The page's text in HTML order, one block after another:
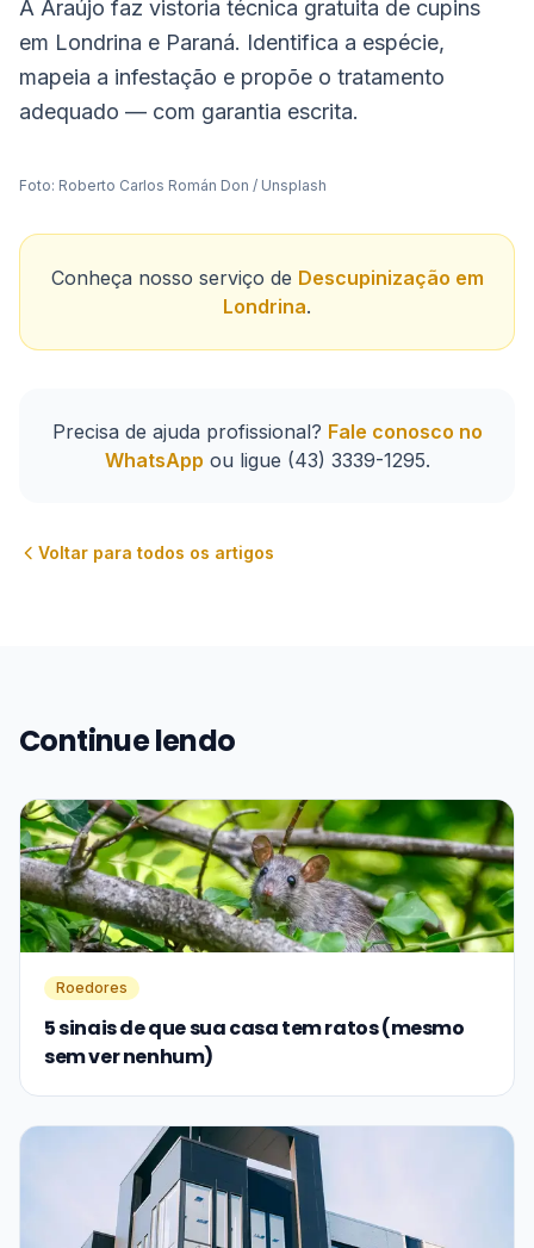
A Araújo faz vistoria técnica gratuita de cupins
em Londrina e Paraná. Identifica a espécie,
mapeia a infestação e propõe o tratamento
adequado — com garantia escrita.
Foto: Roberto Carlos Román Don / Unsplash
Conheça nosso serviço de Descupinização em
Londrina.
Precisa de ajuda profissional? Fale conosco no
WhatsApp ou ligue (43) 3339-1295.
Voltar para todos os artigos
Continue lendo
Roedores
5 sinais de que sua casa tem ratos (mesmo
sem ver nenhum)